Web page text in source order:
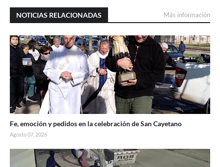
NOTICIAS RELACIONADAS Más información
Fe, emoción y pedidos en la celebración de San Cayetano
Agosto 07, 2026